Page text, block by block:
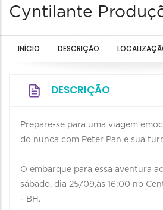
Cyntilante
INÍCIO DESCRIÇÃO
DESCRIÇÃO
Prepare-se para uma viagem
do nunca com Peter Pan e sua
O embarque para essa aventura
sábado, dia 25/09,às 16:00 no
- BH.